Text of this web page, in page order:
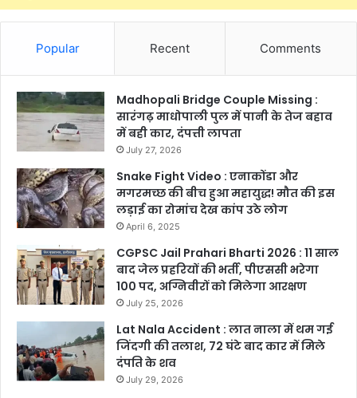
Popular Recent Comments
Madhopali Bridge Couple Missing :
सारंगढ़ माधोपाली पुल में पानी के तेज बहाव
में बही कार, दंपत्ती लापता
July 27, 2026
Snake Fight Video : एनाकोंडा और
मगरमच्छ की बीच हुआ महायुद्ध! मौत की इस
लड़ाई का रोमांच देख कांप उठे लोग
April 6, 2025
CGPSC Jail Prahari Bharti 2026 : 11 साल
बाद जेल प्रहरियों की भर्ती, पीएससी भरेगा
100 पद, अग्निवीरों को मिलेगा आरक्षण
July 25, 2026
Lat Nala Accident : लात नाला में थम गई
जिंदगी की तलाश, 72 घंटे बाद कार में मिले
दंपति के शव
July 29, 2026